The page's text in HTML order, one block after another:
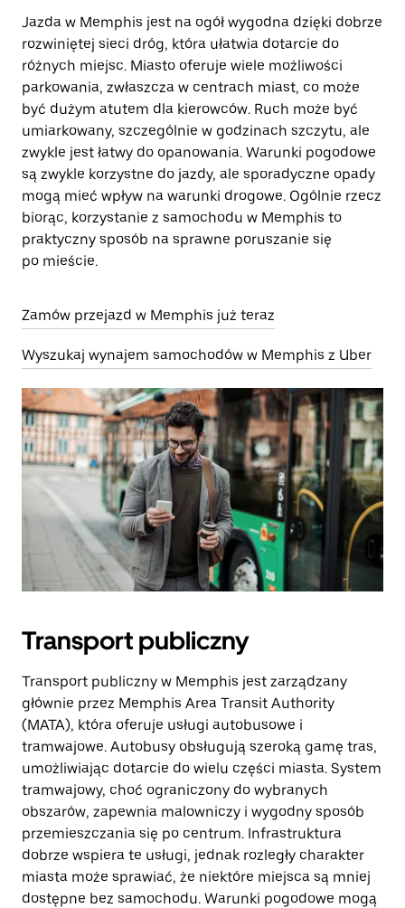
Jazda w Memphis jest na ogół wygodna dzięki dobrze
rozwiniętej sieci dróg, która ułatwia dotarcie do
różnych miejsc. Miasto oferuje wiele możliwości
parkowania, zwłaszcza w centrach miast, co może
być dużym atutem dla kierowców. Ruch może być
umiarkowany, szczególnie w godzinach szczytu, ale
zwykle jest łatwy do opanowania. Warunki pogodowe
są zwykle korzystne do jazdy, ale sporadyczne opady
mogą mieć wpływ na warunki drogowe. Ogólnie rzecz
biorąc, korzystanie z samochodu w Memphis to
praktyczny sposób na sprawne poruszanie się
po mieście.
Zamów przejazd w Memphis już teraz
Wyszukaj wynajem samochodów w Memphis z Uber
Transport publiczny
Transport publiczny w Memphis jest zarządzany
głównie przez Memphis Area Transit Authority
(MATA), która oferuje usługi autobusowe i
tramwajowe. Autobusy obsługują szeroką gamę tras,
umożliwiając dotarcie do wielu części miasta. System
tramwajowy, choć ograniczony do wybranych
obszarów, zapewnia malowniczy i wygodny sposób
przemieszczania się po centrum. Infrastruktura
dobrze wspiera te usługi, jednak rozległy charakter
miasta może sprawiać, że niektóre miejsca są mniej
dostępne bez samochodu. Warunki pogodowe mogą